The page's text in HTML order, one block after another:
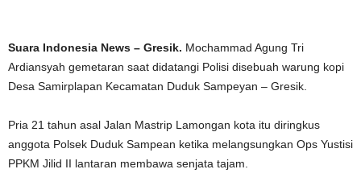
Suara Indonesia News – Gresik. Mochammad Agung Tri
Ardiansyah gemetaran saat didatangi Polisi disebuah warung kopi
Desa Samirplapan Kecamatan Duduk Sampeyan – Gresik.
Pria 21 tahun asal Jalan Mastrip Lamongan kota itu diringkus
anggota Polsek Duduk Sampean ketika melangsungkan Ops Yustisi
PPKM Jilid II lantaran membawa senjata tajam.